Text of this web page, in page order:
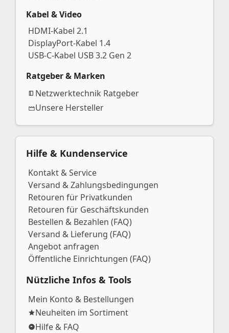
Kabel & Video
HDMI-Kabel 2.1
DisplayPort-Kabel 1.4
USB-C-Kabel USB 3.2 Gen 2
Ratgeber & Marken
Netzwerktechnik Ratgeber
Unsere Hersteller
Hilfe & Kundenservice
Kontakt & Service
Versand & Zahlungsbedingungen
Retouren für Privatkunden
Retouren für Geschäftskunden
Bestellen & Bezahlen (FAQ)
Versand & Lieferung (FAQ)
Angebot anfragen
Öffentliche Einrichtungen (FAQ)
Nützliche Infos & Tools
Mein Konto & Bestellungen
Neuheiten im Sortiment
Hilfe & FAQ